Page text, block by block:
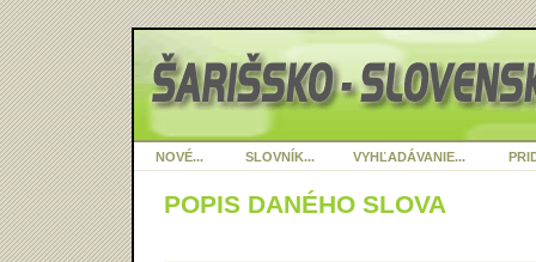
NOVÉ... SLOVNÍK... VYHĽADÁVANIE...
POPIS DANÉHO SLOVA